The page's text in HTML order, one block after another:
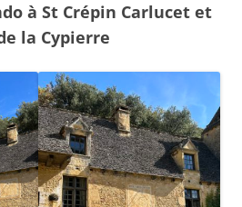
à St Crépin Carlucet et
la Cypierre